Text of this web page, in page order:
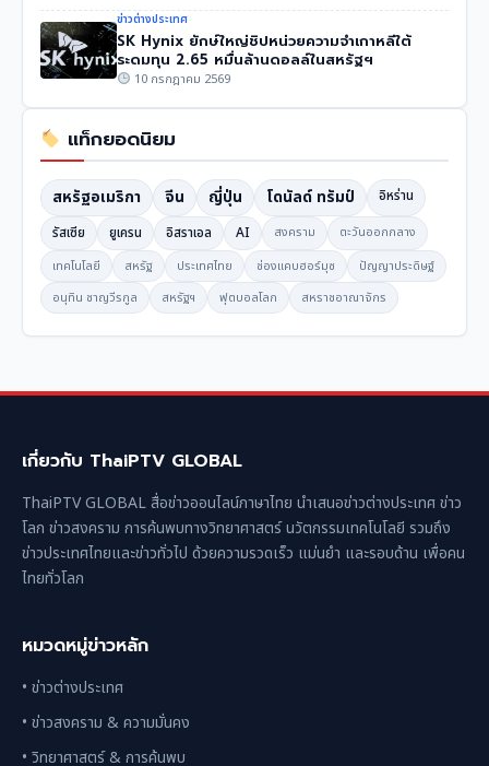
ข่าวต่างประเทศ
SK Hynix ยักษ์ใหญ่ชิปหน่วยความจำเกาหลีใต้
ระดมทุน 2.65 หมื่นล้านดอลล์ในสหรัฐฯ
10 กรกฎาคม 2569
แท็กยอดนิยม
สหรัฐอเมริกา จีน ญี่ปุ่น โดนัลด์ ทรัมป์
อิหร่าน
รัสเซีย
ยูเครน อิสราเอล AI สงคราม
ตะวันออกกลาง
เทคโนโลยี
สหรัฐ ประเทศไทย ช่องแคบฮอร์มุซ
ปัญญาประดิษฐ์
อนุทิน ชาญวีรกูล
สหรัฐฯ ฟุตบอลโลก สหราชอาณาจักร
เกี่ยวกับ ThaiPTV GLOBAL
ThaiPTV GLOBAL สื่อข่าวออนไลน์ภาษาไทย นำเสนอข่าวต่างประเทศ ข่าว
โลก ข่าวสงคราม การค้นพบทางวิทยาศาสตร์ นวัตกรรมเทคโนโลยี รวมถึง
ข่าวประเทศไทยและข่าวทั่วไป ด้วยความรวดเร็ว แม่นยำ และรอบด้าน เพื่อคน
ไทยทั่วโลก
หมวดหมู่ข่าวหลัก
• ข่าวต่างประเทศ
• ข่าวสงคราม & ความมั่นคง
• วิทยาศาสตร์ & การค้นพบ